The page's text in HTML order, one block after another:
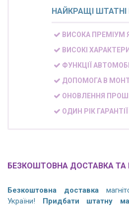
НАЙКРАЩІ ШТАТНІ
ВИСОКА ПРЕМІУМ
ВИСОКІ
ФУНКЦІЇ
ДОПОМОГА В
ОНОВЛЕННЯ
ОДИН РІК ГАРАНТІЇ
БЕЗКОШТОВНА ДОСТАВКА ТА
Безкоштовна доставка
України! Придбати штатну